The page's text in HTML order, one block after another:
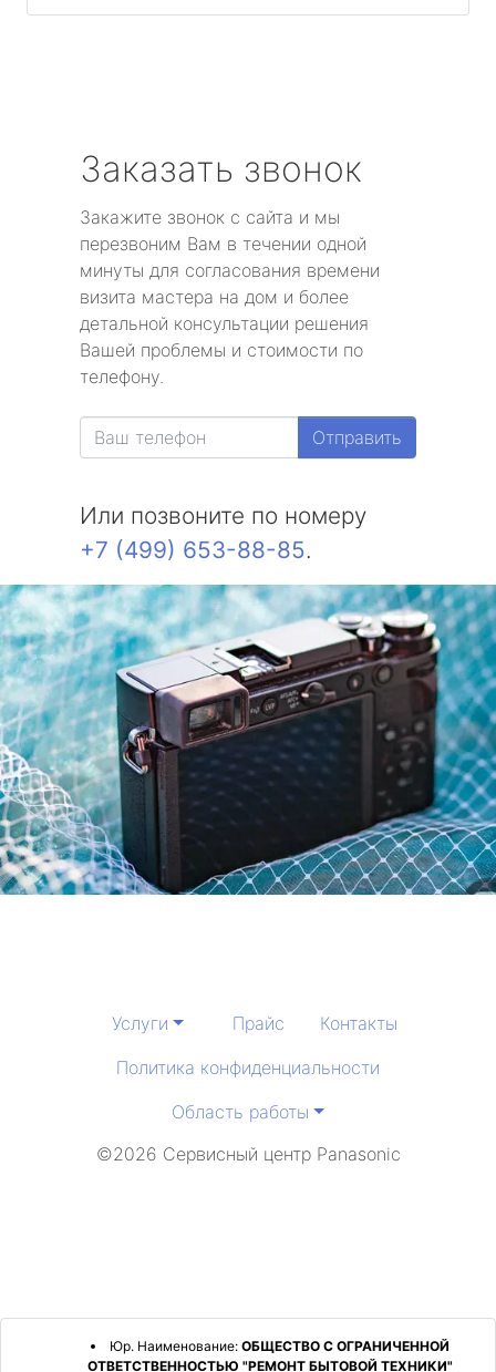
Заказать звонок
Закажите звонок с сайта и мы
перезвоним Вам в течении одной
минуты для согласования времени
визита мастера на дом и более
детальной консультации решения
Вашей проблемы и стоимости по
телефону.
Отправить
Или позвоните по номеру
+7 (499) 653-88-85.
Услуги Прайс
Контакты
Политика конфиденциальности
Область работы
©2026 Сервисный центр Panasonic
Юр. Наименование: ОБЩЕСТВО С ОГРАНИЧЕННОЙ
ОТВЕТСТВЕННОСТЬЮ "РЕМОНТ БЫТОВОЙ ТЕХНИКИ"